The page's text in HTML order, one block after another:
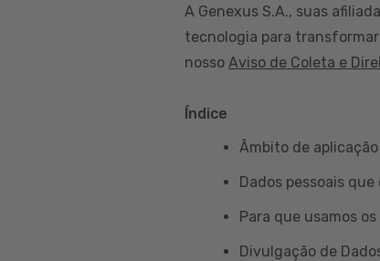
A Genexus S.A., suas
tecnologia para
nosso Aviso de Coleta e
Índice
Âmbito de aplicação
Dados pessoais
Para que usamos
Divulgação de